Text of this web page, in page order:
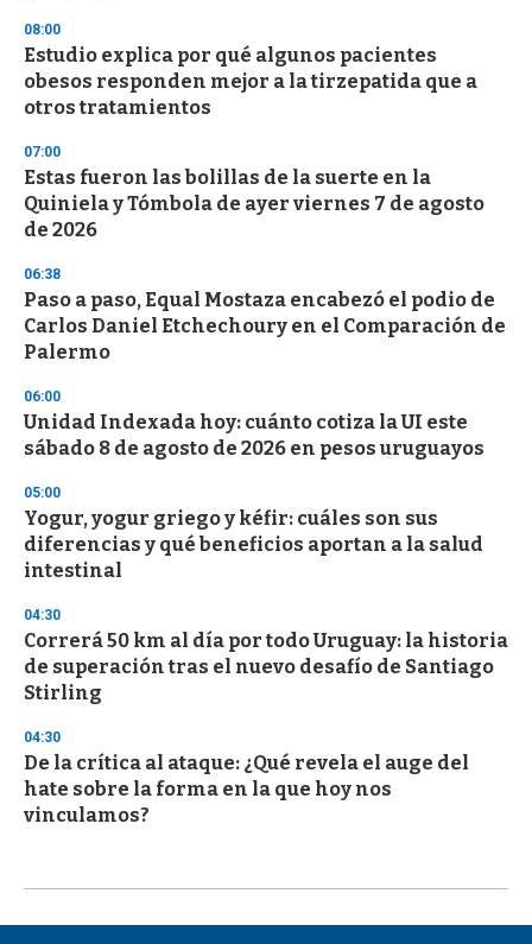
s
e
c
o
n
08:00
Estudio explica por qué algunos pacientes
obesos responden mejor a la tirzepatida que a
otros tratamientos
07:00
Estas fueron las bolillas de la suerte en la
Quiniela y Tómbola de ayer viernes 7 de agosto
de 2026
06:38
Paso a paso, Equal Mostaza encabezó el podio de
Carlos Daniel Etchechoury en el Comparación de
Palermo
06:00
Unidad Indexada hoy: cuánto cotiza la UI este
sábado 8 de agosto de 2026 en pesos uruguayos
05:00
Yogur, yogur griego y kéfir: cuáles son sus
diferencias y qué beneficios aportan a la salud
intestinal
04:30
Correrá 50 km al día por todo Uruguay: la historia
de superación tras el nuevo desafío de Santiago
Stirling
04:30
De la crítica al ataque: ¿Qué revela el auge del
hate sobre la forma en la que hoy nos
vinculamos?